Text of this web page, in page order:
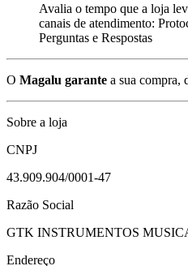
Avalia o tempo que a loja
canais de atendimento:
Perguntas e Respostas
O Magalu garante a sua compra,
Sobre a loja
CNPJ
43.909.904/0001-47
Razão Social
GTK INSTRUMENTOS
Endereço